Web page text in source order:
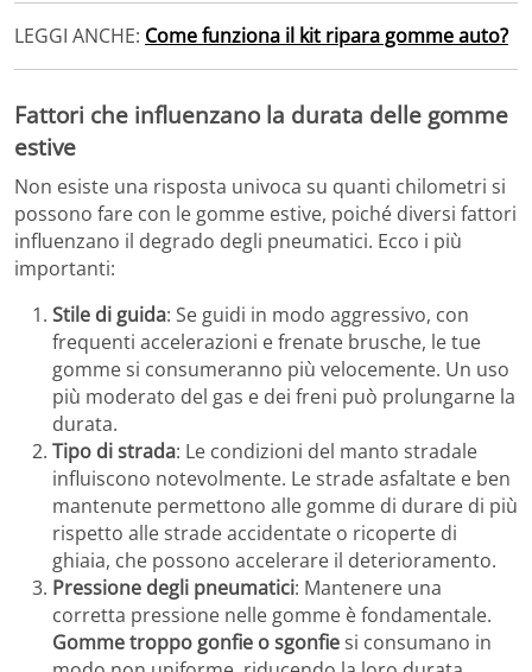
LEGGI ANCHE: Come funziona il kit ripara gomme auto?
Fattori che influenzano la durata delle gomme
estive
Non esiste una risposta univoca su quanti chilometri si
possono fare con le gomme estive, poiché diversi fattori
influenzano il degrado degli pneumatici. Ecco i più
importanti:
Stile di guida: Se guidi in modo aggressivo, con
frequenti accelerazioni e frenate brusche, le tue
gomme si consumeranno più velocemente. Un uso
più moderato del gas e dei freni può prolungarne la
durata.
Tipo di strada: Le condizioni del manto stradale
influiscono notevolmente. Le strade asfaltate e ben
mantenute permettono alle gomme di durare di più
rispetto alle strade accidentate o ricoperte di
ghiaia, che possono accelerare il deterioramento.
Pressione degli pneumatici: Mantenere una
corretta pressione nelle gomme è fondamentale.
Gomme troppo gonfie o sgonfiesi consumano in